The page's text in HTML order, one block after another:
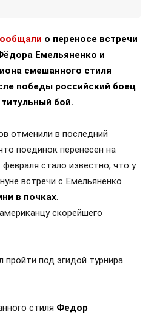
о переносе встречи
Емельяненко и
смешанного стиля
победы российский боец
бой.
отменили в последний
поединок перенесен на
стало известно, что у
встречи с Емельяненко
в почках.
скорейшего
под эгидой турнира
стиля Федор